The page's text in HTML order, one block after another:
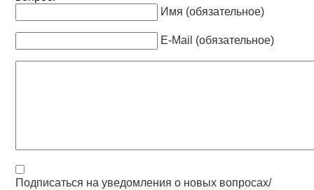
Имя (обязательное)
E-Mail (обязательное)
Подписаться на уведомления о новых вопросах/